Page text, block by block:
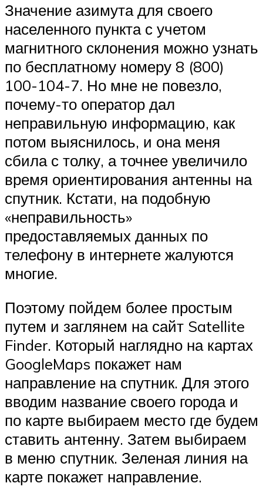
Значение азимута для своего
населенного пункта с учетом
магнитного склонения можно узнать
по бесплатному номеру 8 (800)
100-104-7. Но мне не повезло,
почему-то оператор дал
неправильную информацию, как
потом выяснилось, и она меня
сбила с толку, а точнее увеличило
время ориентирования антенны на
спутник. Кстати, на подобную
«неправильность»
предоставляемых данных по
телефону в интернете жалуются
многие.
Поэтому пойдем более простым
путем и заглянем на сайт Satellite
Finder. Который наглядно на картах
GoogleMaps покажет нам
направление на спутник. Для этого
вводим название своего города и
по карте выбираем место где будем
ставить антенну. Затем выбираем
в меню спутник. Зеленая линия на
карте покажет направление.